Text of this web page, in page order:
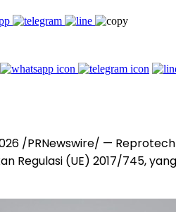
/PRNewswire/ —
Regulasi (UE) 2017/745,